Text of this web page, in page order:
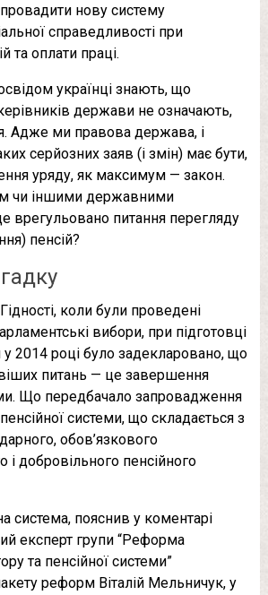
нову систему
справедливості при
та оплати праці.
українці знають, що
держави не означають,
Адже ми правова держава, і
серйозних заяв (і змін) має бути,
уряду, як максимум — закон.
чи іншими державними
врегульовано питання перегляду
пенсій?
коли були проведені
вибори, при підготовці
у 2014 році було задекларовано, що
питань — це завершення
Що передбачало запровадження
системи, що складається з
обов’язкового
і добровільного пенсійного
система, пояснив у коментарі
експерт групи “Реформа
та пенсійної системи”
реформ Віталій Мельничук, у